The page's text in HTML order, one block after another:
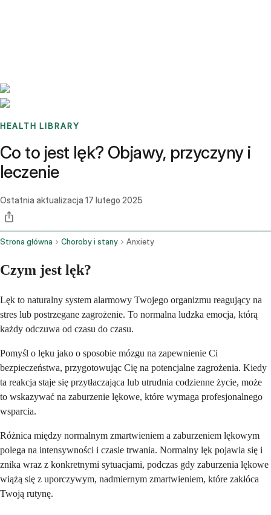
HEALTH LIBRARY
Co to jest lęk? Objawy, przyczyny i
leczenie
Ostatnia aktualizacja 17 lutego 2025
Strona główna Choroby i stany Anxiety
Czym jest lęk?
Lęk to naturalny system alarmowy Twojego organizmu reagujący na
stres lub postrzegane zagrożenie. To normalna ludzka emocja, którą
każdy odczuwa od czasu do czasu.
Pomyśl o lęku jako o sposobie mózgu na zapewnienie Ci
bezpieczeństwa, przygotowując Cię na potencjalne zagrożenia. Kiedy
ta reakcja staje się przytłaczająca lub utrudnia codzienne życie, może
to wskazywać na zaburzenie lękowe, które wymaga profesjonalnego
wsparcia.
Różnica między normalnym zmartwieniem a zaburzeniem lękowym
polega na intensywności i czasie trwania. Normalny lęk pojawia się i
znika wraz z konkretnymi sytuacjami, podczas gdy zaburzenia lękowe
wiążą się z uporczywym, nadmiernym zmartwieniem, które zakłóca
Twoją rutynę.